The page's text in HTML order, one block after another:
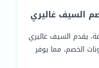
السيف غاليري
يقدم السيف غاليري
الخصم، مما يوفر